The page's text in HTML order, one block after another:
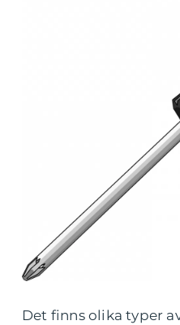
Det finns olika typer